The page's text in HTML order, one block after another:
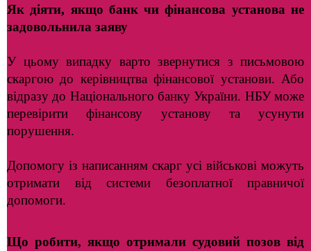
Як діяти, якщо банк чи фінансова установа не
задовольнила заяву
У цьому випадку варто звернутися з письмовою
скаргою до керівництва фінансової установи. Або
відразу до Національного банку України. НБУ може
перевірити фінансову установу та усунути
порушення.
Допомогу із написанням скарг усі військові можуть
отримати від системи безоплатної правничої
допомоги.
Що робити, якщо отримали судовий позов від